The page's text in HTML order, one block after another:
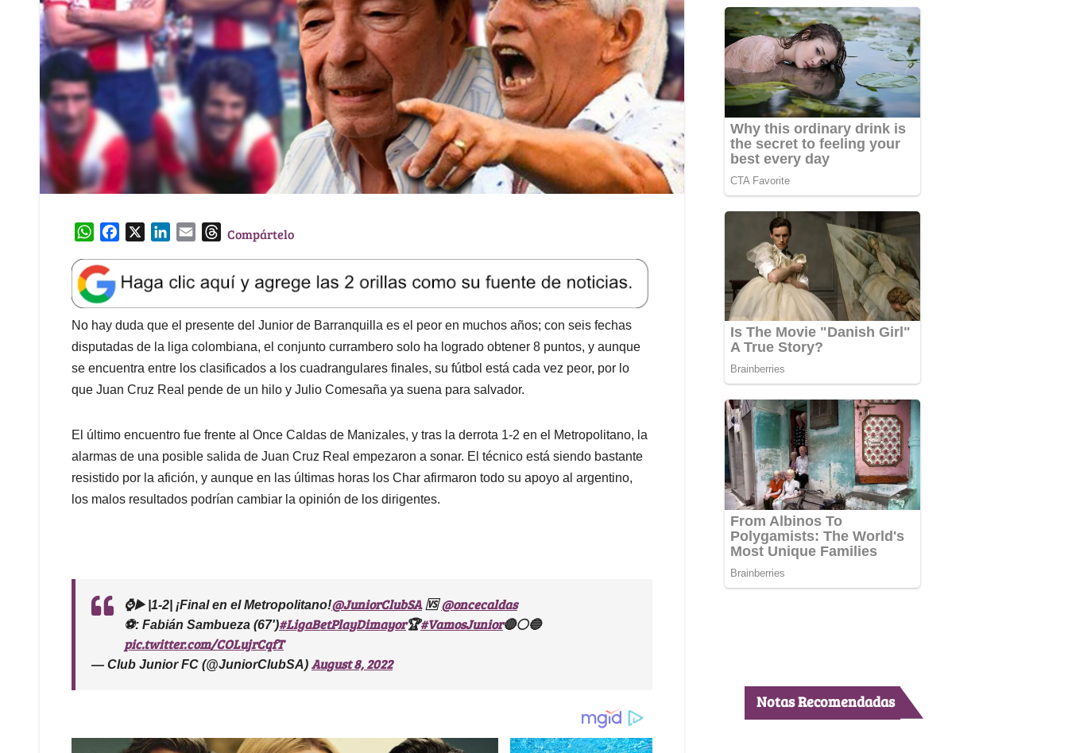
W
a
t
s
A
p
p
e
b
o
o
k
k
e
d
I
n
l
T
e
a
d
s
Compártelo
No hay duda que el presente del Junior de Barranquilla es el peor en muchos años; con seis fechas
disputadas de la liga colombiana, el conjunto currambero solo ha logrado obtener 8 puntos, y aunque
se encuentra entre los clasificados a los cuadrangulares finales, su fútbol está cada vez peor, por lo
que Juan Cruz Real pende de un hilo y Julio Comesaña ya suena para salvador.
El último encuentro fue frente al Once Caldas de Manizales, y tras la derrota 1-2 en el Metropolitano, la
alarmas de una posible salida de Juan Cruz Real empezaron a sonar. El técnico está siendo bastante
resistido por la afición, y aunque en las últimas horas los Char afirmaron todo su apoyo al argentino,
los malos resultados podrían cambiar la opinión de los dirigentes.
⌚▶️ |1-2| ¡Final en el Metropolitano!@JuniorClubSA🆚@oncecaldas
⚽️: Fabián Sambueza (67')#LigaBetPlayDimayor🏆#VamosJunior🔴⚪🔵
pic.twitter.com/COLujrCqfT
— Club Junior FC (@JuniorClubSA) August 8, 2022
Notas Recomendadas